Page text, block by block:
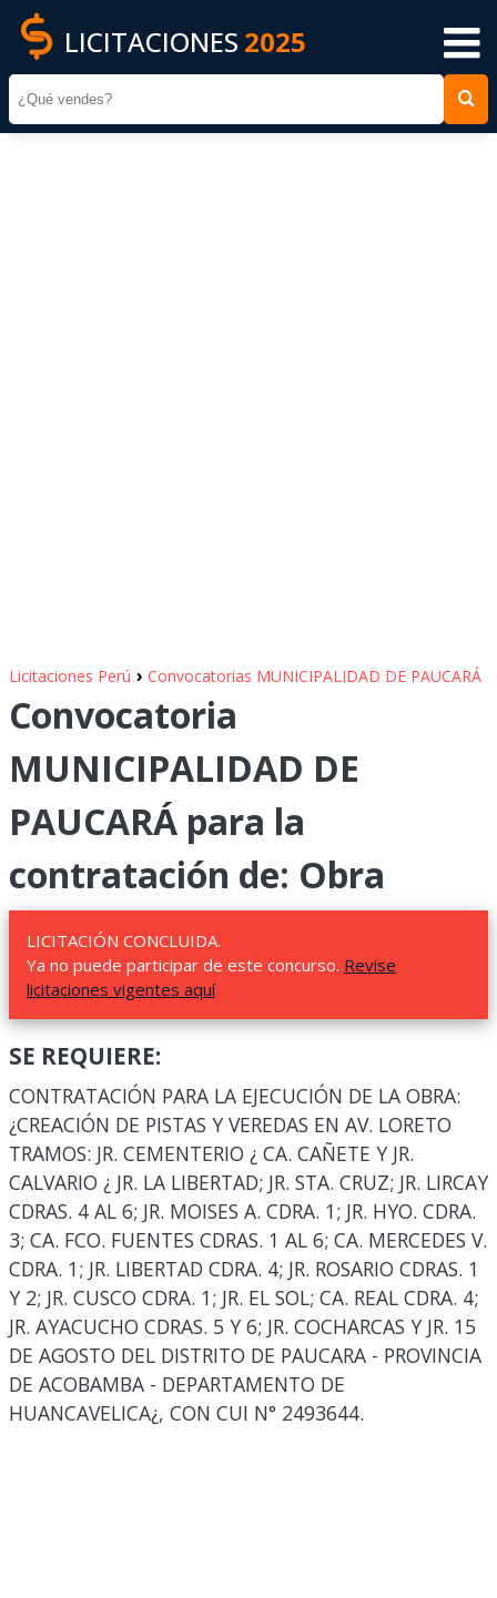
LICITACIONES 2025
Licitaciones Perú › Convocatorias MUNICIPALIDAD DE PAUCARÁ
Convocatoria
MUNICIPALIDAD DE
PAUCARÁ para la
contratación de: Obra
LICITACIÓN CONCLUIDA.
Ya no puede participar de este concurso. Revise
licitaciones vigentes aquí
SE REQUIERE:
CONTRATACIÓN PARA LA EJECUCIÓN DE LA OBRA:
¿CREACIÓN DE PISTAS Y VEREDAS EN AV. LORETO
TRAMOS: JR. CEMENTERIO ¿ CA. CAÑETE Y JR.
CALVARIO ¿ JR. LA LIBERTAD; JR. STA. CRUZ; JR. LIRCAY
CDRAS. 4 AL 6; JR. MOISES A. CDRA. 1; JR. HYO. CDRA.
3; CA. FCO. FUENTES CDRAS. 1 AL 6; CA. MERCEDES V.
CDRA. 1; JR. LIBERTAD CDRA. 4; JR. ROSARIO CDRAS. 1
Y 2; JR. CUSCO CDRA. 1; JR. EL SOL; CA. REAL CDRA. 4;
JR. AYACUCHO CDRAS. 5 Y 6; JR. COCHARCAS Y JR. 15
DE AGOSTO DEL DISTRITO DE PAUCARA - PROVINCIA
DE ACOBAMBA - DEPARTAMENTO DE
HUANCAVELICA¿, CON CUI N° 2493644.